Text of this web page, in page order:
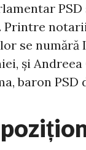
Printre
se numără
și
baron PSD